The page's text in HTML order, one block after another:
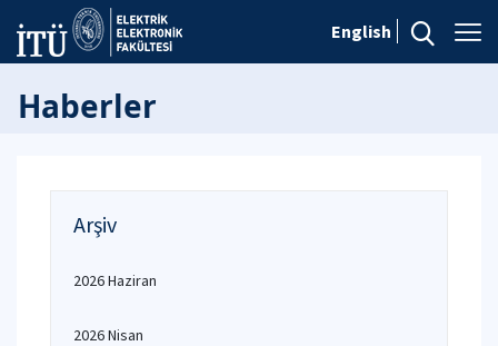
English
Haberler
Arşiv
2026 Haziran
2026 Nisan